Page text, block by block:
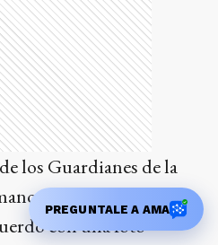
los Guardianes de la
sobre el ataúd y se
con una foto
PREGUNTALE A AMA